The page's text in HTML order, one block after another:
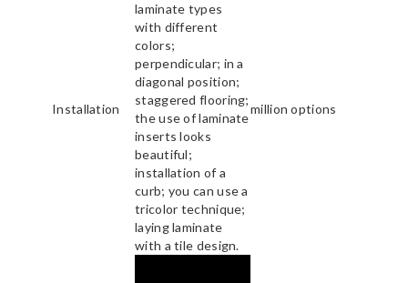
Installation
laminate types
with different
colors;
perpendicular; in a
diagonal position;
staggered flooring;
the use of laminate
inserts looks
beautiful;
installation of a
curb; you can use a
tricolor technique;
laying laminate
with a tile design.
million options